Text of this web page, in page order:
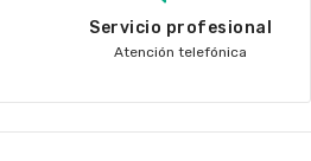
Servicio profesional
Atención telefónica